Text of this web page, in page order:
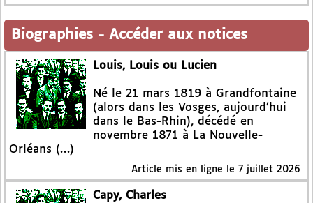
Biographies - Accéder aux notices
Louis, Louis ou Lucien
Né le 21 mars 1819 à Grandfontaine
(alors dans les Vosges, aujourd’hui
dans le Bas-Rhin), décédé en
novembre 1871 à La Nouvelle-
Orléans (…)
Article mis en ligne le 7 juillet 2026
Capy, Charles